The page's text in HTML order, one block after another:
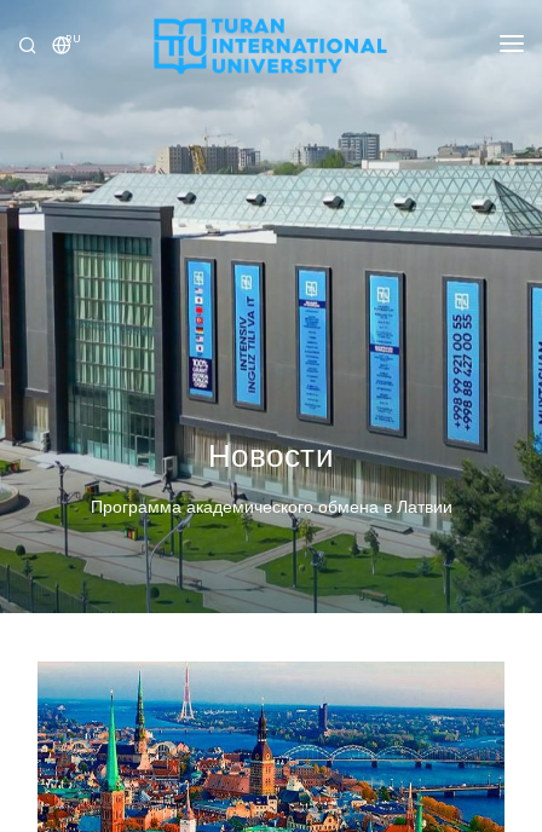
RU
УНИВЕРСИТЕТ
ПРОГРАММЫ
ПРИЁМ
ИССЛЕДОВАНИЕ
МЕЖДУНАРОДНЫЕ ОТНОШЕНИЯ
НОВОСТИ
ОЛИМПИАДА
Новости
Программа академического обмена в Латвии